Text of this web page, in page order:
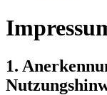
1.